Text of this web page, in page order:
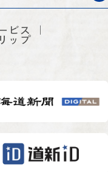
ビス
ップ